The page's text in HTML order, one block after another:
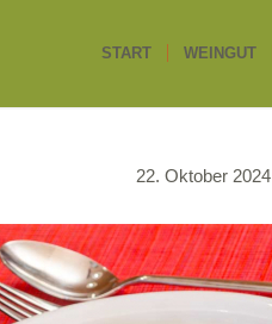
START WEINGUT
22. Oktober 2024